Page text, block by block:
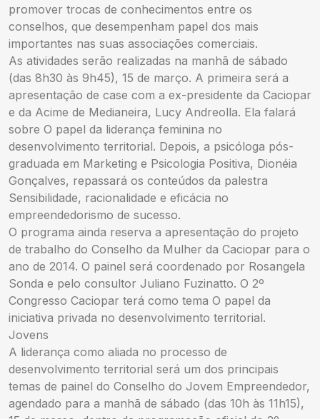
promover trocas de conhecimentos entre os
conselhos, que desempenham papel dos mais
importantes nas suas associações comerciais.
As atividades serão realizadas na manhã de sábado
(das 8h30 às 9h45), 15 de março. A primeira será a
apresentação de case com a ex-presidente da Caciopar
e da Acime de Medianeira, Lucy Andreolla. Ela falará
sobre O papel da liderança feminina no
desenvolvimento territorial. Depois, a psicóloga pós-
graduada em Marketing e Psicologia Positiva, Dionéia
Gonçalves, repassará os conteúdos da palestra
Sensibilidade, racionalidade e eficácia no
empreendedorismo de sucesso.
O programa ainda reserva a apresentação do projeto
de trabalho do Conselho da Mulher da Caciopar para o
ano de 2014. O painel será coordenado por Rosangela
Sonda e pelo consultor Juliano Fuzinatto. O 2º
Congresso Caciopar terá como tema O papel da
iniciativa privada no desenvolvimento territorial.
Jovens
A liderança como aliada no processo de
desenvolvimento territorial será um dos principais
temas de painel do Conselho do Jovem Empreendedor,
agendado para a manhã de sábado (das 10h às 11h15),